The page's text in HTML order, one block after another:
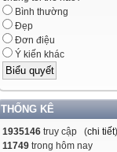
Bình thường
Đẹp
Đơn điệu
Ý kiến khác
THỐNG KÊ
1935146 truy cập (chi tiết)
11749 trong hôm nay